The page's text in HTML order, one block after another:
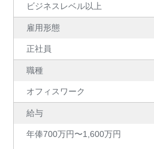
ビジネスレベル以上
雇用形態
正社員
職種
オフィスワーク
給与
年俸700万円〜1,600万円